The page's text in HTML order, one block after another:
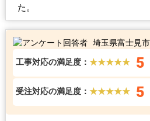
た。
埼玉県富士見
工事対応の満足度： ★★★★★ 5
受注対応の満足度： ★★★★★ 5